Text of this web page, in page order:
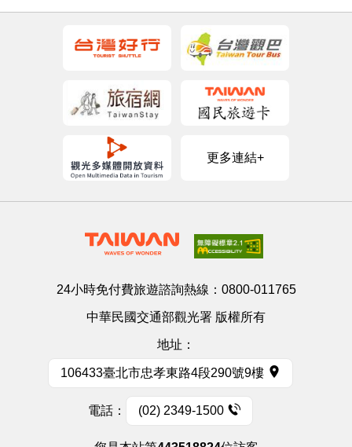
更多連結+
24小時免付費旅遊諮詢熱線： 0800-011765
中華民國交通部觀光署 版權所有
地址：
106433臺北市忠孝東路4段290號9樓
電話： (02) 2349-1500